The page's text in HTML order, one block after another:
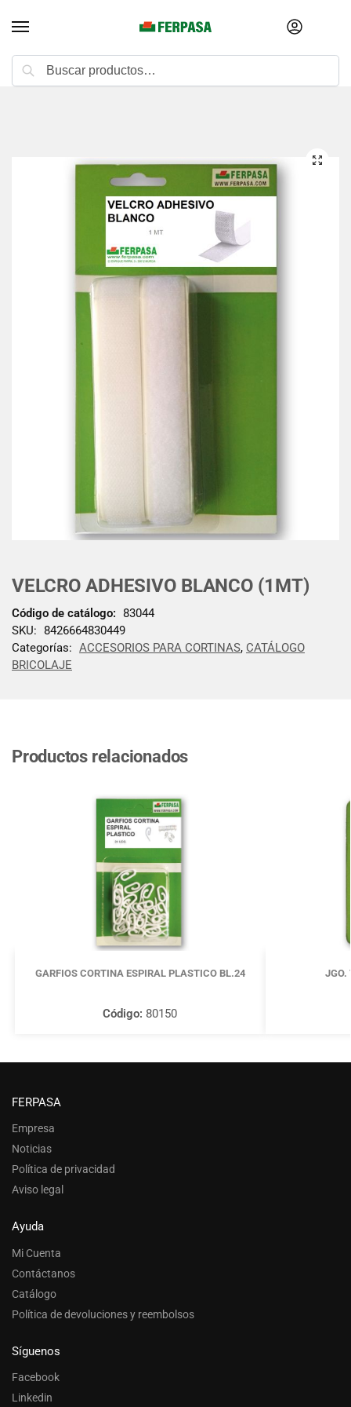
VELCRO ADHESIVO BLANCO (1MT)
Código de catálogo: 83044
SKU: 8426664830449
Categorías: ACCESORIOS PARA CORTINAS, CATÁLOGO
BRICOLAJE
Productos relacionados
GARFIOS CORTINA ESPIRAL PLASTICO BL.24
Código: 80150
JGO.
FERPASA
Empresa
Noticias
Política de privacidad
Aviso legal
Ayuda
Mi Cuenta
Contáctanos
Catálogo
Política de devoluciones y reembolsos
Síguenos
Facebook
Linkedin